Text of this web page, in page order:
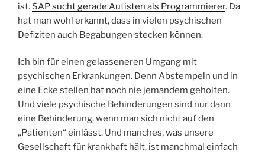
ist. SAP sucht gerade Autisten als Programmierer. Da
hat man wohl erkannt, dass in vielen psychischen
Defiziten auch Begabungen stecken können.
Ich bin für einen gelasseneren Umgang mit
psychischen Erkrankungen. Denn Abstempeln und in
eine Ecke stellen hat noch nie jemandem geholfen.
Und viele psychische Behinderungen sind nur dann
eine Behinderung, wenn man sich nicht auf den
„Patienten“ einlässt. Und manches, was unsere
Gesellschaft für krankhaft hält, ist manchmal einfach